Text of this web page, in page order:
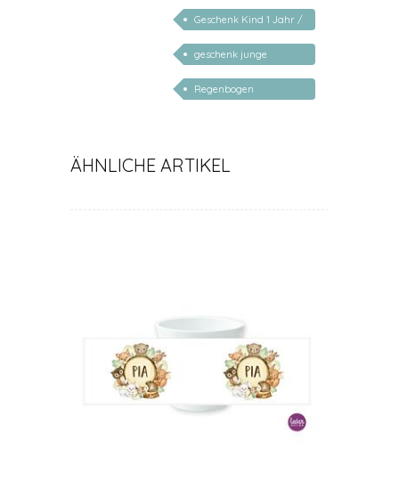
personalisiert
Geschenk Kind 1 Jahr /
2 Jahre / 3 Jahre
geschenk junge
mädchen
Regenbogen
ÄHNLICHE ARTIKEL